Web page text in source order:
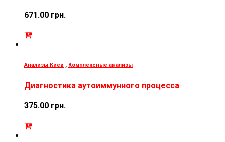
671.00 грн.
Анализы Киев , Комплексные анализы
Диагностика аутоиммунного процесса
375.00 грн.